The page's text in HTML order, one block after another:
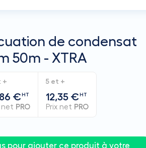
de condensat
50m - XTRA
+
€ HT
net PRO
5 et +
12,35 € HT
Prix net PRO
pour ajouter ce produit à votre